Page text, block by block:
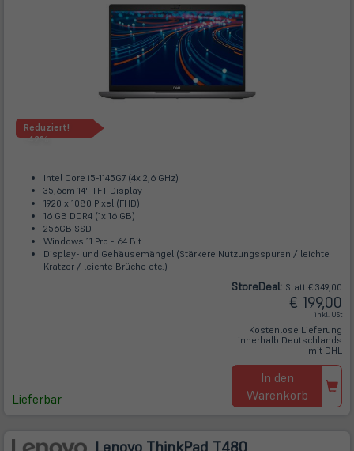
Reduziert!
-42%
Intel Core i5-1145G7 (4x 2,6 GHz)
35,6cm 14" TFT Display
1920 x 1080 Pixel (FHD)
16 GB DDR4 (1x 16 GB)
256GB SSD
Windows 11 Pro - 64 Bit
Display- und Gehäusemängel (Stärkere Nutzungsspuren / leichte
Kratzer / leichte Brüche etc.)
Lieferbar
StoreDeal: Statt € 349,00
€ 199,00
inkl. USt
Kostenlose Lieferung
innerhalb Deutschlands
mit DHL
In den
Warenkorb